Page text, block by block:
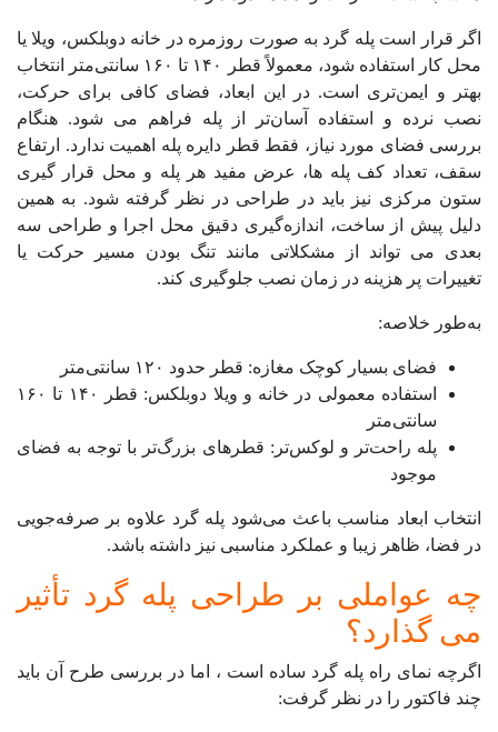
اگر قرار است پله گرد به‌ صورت روزمره در خانه دوبلکس، ویلا یا
محل کار استفاده شود، معمولاً قطر ۱۴۰ تا ۱۶۰ سانتی‌متر انتخاب
بهتر و ایمن‌تری است. در این ابعاد، فضای کافی برای حرکت،
نصب نرده و استفاده آسان‌تر از پله فراهم می‌ شود. هنگام
بررسی فضای مورد نیاز، فقط قطر دایره پله اهمیت ندارد. ارتفاع
سقف، تعداد کف پله‌ ها، عرض مفید هر پله و محل قرار گیری
ستون مرکزی نیز باید در طراحی در نظر گرفته شود. به همین
دلیل پیش از ساخت، اندازه‌گیری دقیق محل اجرا و طراحی سه‌
بعدی می‌ تواند از مشکلاتی مانند تنگ بودن مسیر حرکت یا
تغییرات پر هزینه در زمان نصب جلوگیری کند.
به‌طور خلاصه:
فضای بسیار کوچک مغازه: قطر حدود ۱۲۰ سانتی‌متر
استفاده معمولی در خانه و ویلا دوبلکس: قطر ۱۴۰ تا ۱۶۰
سانتی‌متر
پله راحت‌تر و لوکس‌تر: قطرهای بزرگ‌تر با توجه به فضای
موجود
انتخاب ابعاد مناسب باعث می‌شود پله گرد علاوه بر صرفه‌جویی
در فضا، ظاهر زیبا و عملکرد مناسبی نیز داشته باشد.
چه عواملی بر طراحی پله گرد تأثیر
می گذارد؟
اگرچه نمای راه پله گرد ساده است ، اما در بررسی طرح آن باید
چند فاکتور را در نظر گرفت: